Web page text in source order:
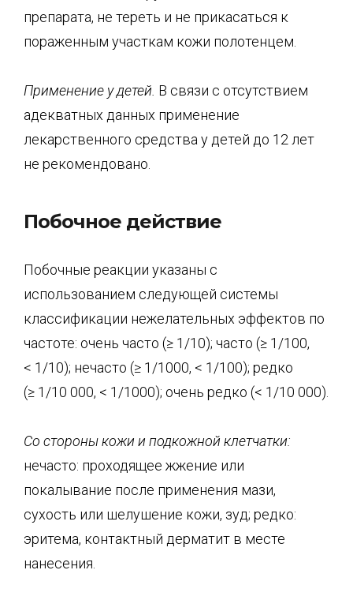
препарата, не тереть и не прикасаться к
пораженным участкам кожи полотенцем.
Применение у детей. В связи с отсутствием
адекватных данных применение
лекарственного средства у детей до 12 лет
не рекомендовано.
Побочное действие
Побочные реакции указаны с
использованием следующей системы
классификации нежелательных эффектов по
частоте: очень часто (≥ 1/10); часто (≥ 1/100,
< 1/10); нечасто (≥ 1/1000, < 1/100); редко
(≥ 1/10 000, < 1/1000); очень редко (< 1/10 000).
Со стороны кожи и подкожной клетчатки:
нечасто: проходящее жжение или
покалывание после применения мази,
сухость или шелушение кожи, зуд; редко:
эритема, контактный дерматит в месте
нанесения.